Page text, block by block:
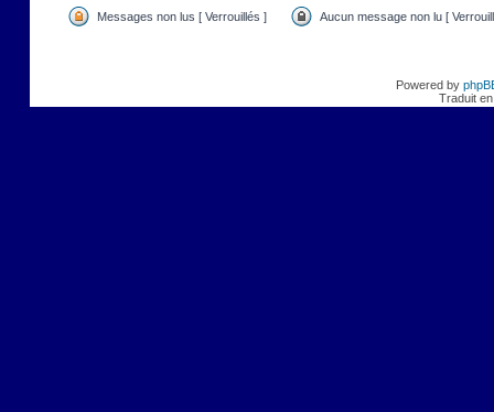
Messages non lus [ Verrouillés ] Aucun message non lu [
Powered by
Traduit